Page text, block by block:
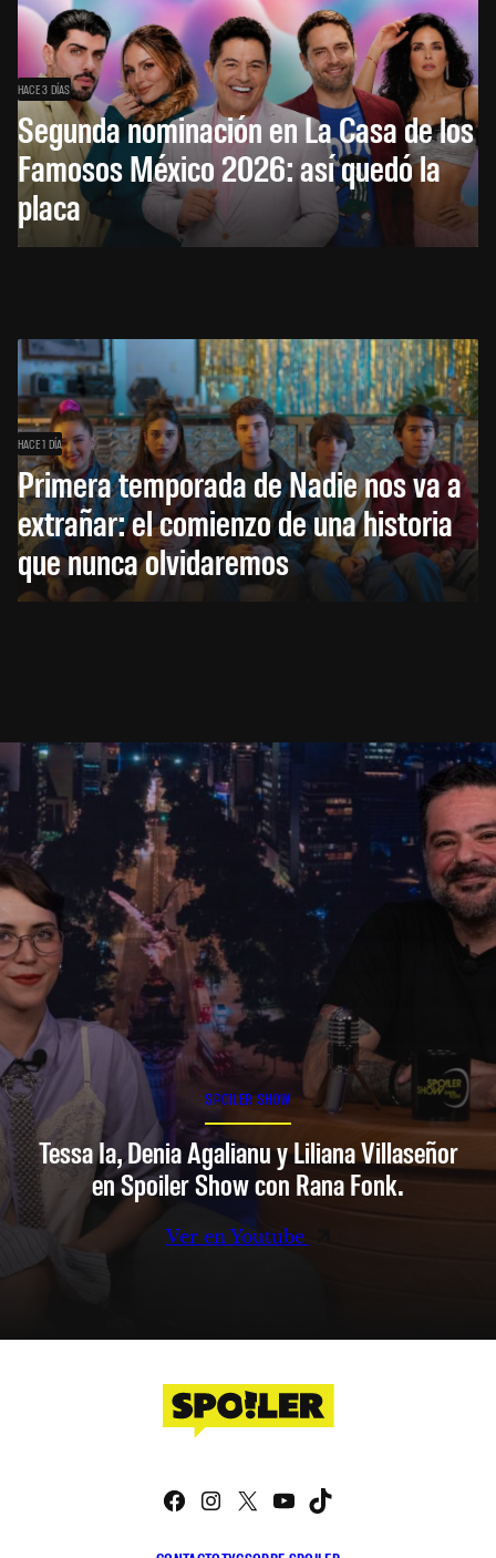
HACE 3 DÍAS
Segunda nominación en La Casa de los
Famosos México 2026: así quedó la
placa
HACE 1 DÍA
Primera temporada de Nadie nos va a
extrañar: el comienzo de una historia
que nunca olvidaremos
SPOILER SHOW
Tessa Ia, Denia Agalianu y Liliana Villaseñor
en Spoiler Show con Rana Fonk.
Ver en Youtube
Facebook
Instagram
X YouTube